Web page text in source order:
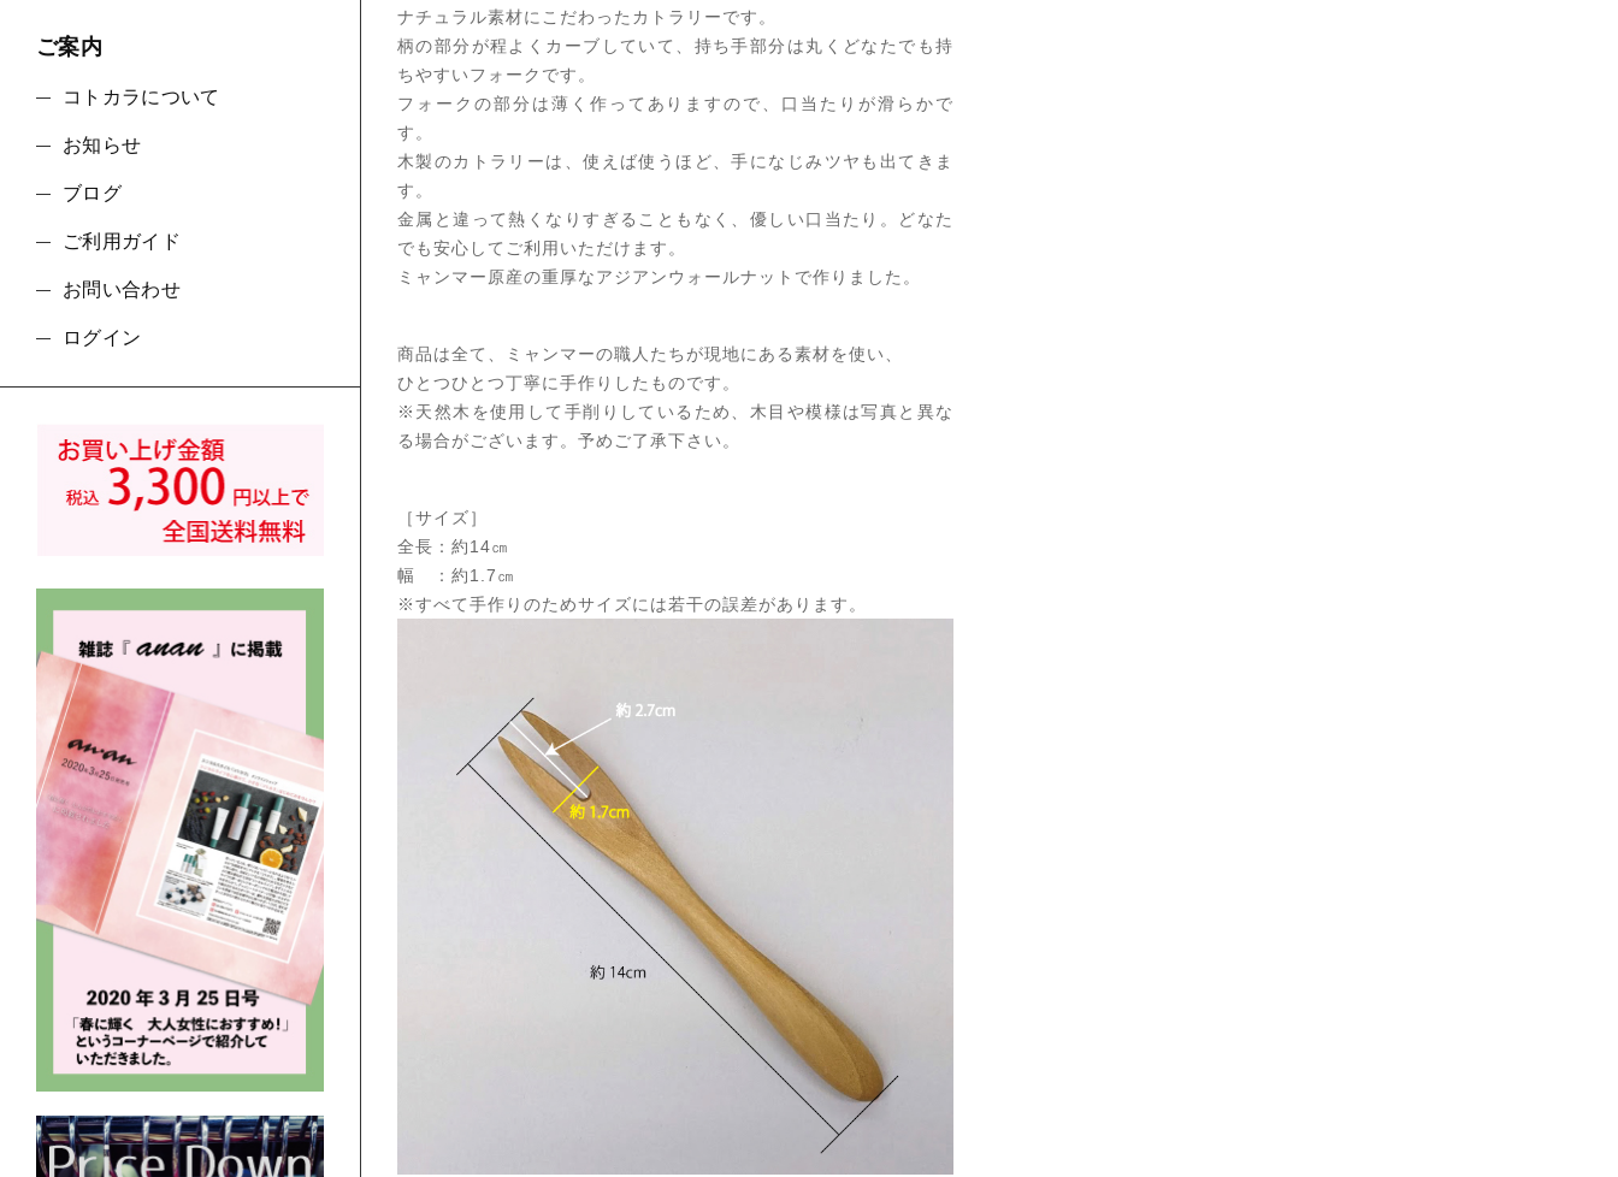
ナチュラル素材にこだわったカトラリーです。
柄の部分が程よくカーブしていて、持ち手部分は丸くどなたでも持
ちやすいフォークです。
フォークの部分は薄く作ってありますので、口当たりが滑らかで
す。
木製のカトラリーは、使えば使うほど、手になじみツヤも出てきま
す。
金属と違って熱くなりすぎることもなく、優しい口当たり。どなた
でも安心してご利用いただけます。
ミャンマー原産の重厚なアジアンウォールナットで作りました。
商品は全て、ミャンマーの職人たちが現地にある素材を使い、
ひとつひとつ丁寧に手作りしたものです。
※天然木を使用して手削りしているため、木目や模様は写真と異な
る場合がございます。予めご了承下さい。
［サイズ］
全長：約14㎝
幅 ：約1.7㎝
※すべて手作りのためサイズには若干の誤差があります。
ご案内
コトカラについて
お知らせ
ブログ
ご利用ガイド
お問い合わせ
ログイン